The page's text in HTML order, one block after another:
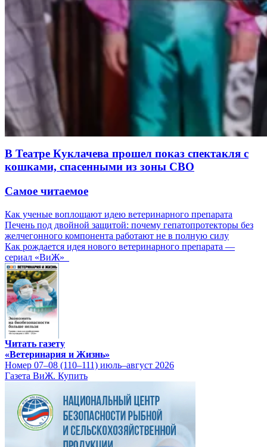
В Театре Куклачева прошел показ спектакля с
кошками, спасенными из зоны СВО
Самое читаемое
Как ученые воплощают идею ветеринарного препарата
Печень под двойной защитой: почему гепатопротекторы без
желчегонного компонента работают не в полную силу
Как рождается идея нового ветеринарного препарата —
сериал «ВиЖ»
Читать газету
«Ветеринария и Жизнь»
Номер 07–08 (110–111) июль–август 2026
Газета ВиЖ. Купить